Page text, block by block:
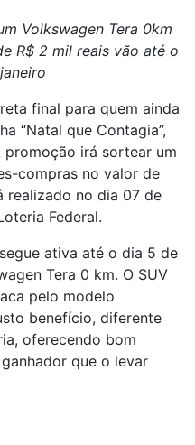
Volkswagen Tera 0km
R$ 2 mil reais vão até o
final para quem ainda
“Natal que Contagia”,
promoção irá sortear um
compras no valor de
realizado no dia 07 de
Federal.
ativa até o dia 5 de
Tera 0 km. O SUV
pelo modelo
benefício, diferente
oferecendo bom
que o levar